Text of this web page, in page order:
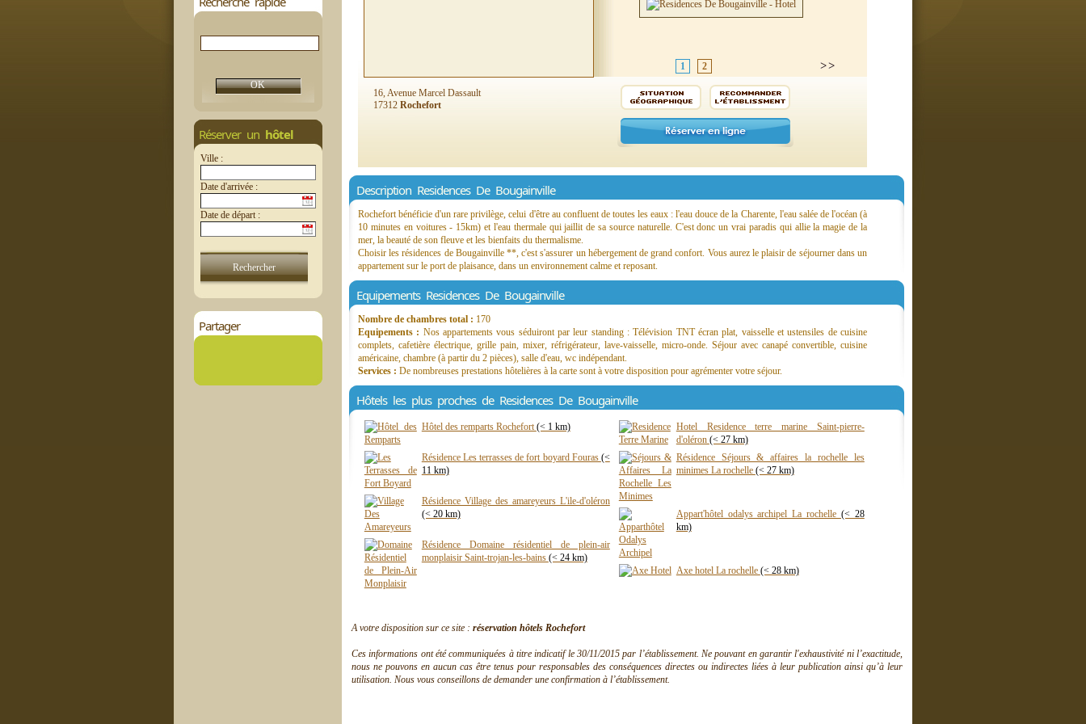
Réserver un hôtel
Ville :
Date d'arrivée :
Date de départ :
Partager
1 2
16, Avenue Marcel Dassault
17312 Rochefort
Description Residences De Bougainville
Rochefort bénéficie d'un rare privilège, celui d'être au confluent de toutes les eaux : l'eau douce de la Charente, l'eau salée de l'océan (à
10 minutes en voitures - 15km) et l'eau thermale qui jaillit de sa source naturelle. C'est donc un vrai paradis qui allie la magie de la
mer, la beauté de son fleuve et les bienfaits du thermalisme.
Choisir les résidences de Bougainville **, c'est s'assurer un hébergement de grand confort. Vous aurez le plaisir de séjourner dans un
appartement sur le port de plaisance, dans un environnement calme et reposant.
Equipements Residences De Bougainville
Nombre de chambres total : 170
Equipements : Nos appartements vous séduiront par leur standing : Télévision TNT écran plat, vaisselle et ustensiles de cuisine
complets, cafetière électrique, grille pain, mixer, réfrigérateur, lave-vaisselle, micro-onde. Séjour avec canapé convertible, cuisine
américaine, chambre (à partir du 2 pièces), salle d'eau, wc indépendant.
Services : De nombreuses prestations hôtelières à la carte sont à votre disposition pour agrémenter votre séjour.
Hôtels les plus proches de Residences De Bougainville
Hôtel des remparts Rochefort(< 1 km)
Résidence Les terrasses de fort boyard Fouras (<
11 km)
Résidence Village des amareyeurs L'ile-d'oléron
(< 20 km)
Résidence Domaine résidentiel de plein-air
monplaisir Saint-trojan-les-bains (< 24 km)
Hotel Residence terre marine Saint-pierre-
d'oléron (< 27 km)
Résidence Séjours & affaires la rochelle les
minimes La rochelle (< 27 km)
Appart'hôtel odalys archipel La rochelle (< 28
km)
Axe hotel La rochelle (< 28 km)
A votre disposition sur ce site : réservation hôtels Rochefort
Ces informations ont été communiquées à titre indicatif le 30/11/2015 par l’établissement. Ne pouvant en garantir l'exhaustivité ni l’exactitude,
nous ne pouvons en aucun cas être tenus pour responsables des conséquences directes ou indirectes liées à leur publication ainsi qu’à leur
utilisation. Nous vous conseillons de demander une confirmation à l’établissement.